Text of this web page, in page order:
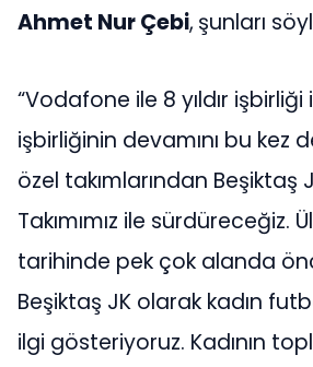
Ahmet Nur Çebi, şunları
“Vodafone ile 8 yıldır
işbirliğinin devamını bu kez
özel takımlarından Beşiktaş
Takımımız ile sürdüreceğiz.
tarihinde pek çok alanda
Beşiktaş JK olarak kadın
ilgi gösteriyoruz. Kadının